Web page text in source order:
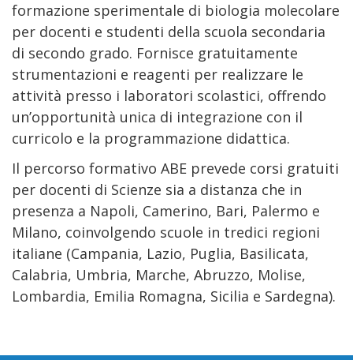
formazione sperimentale di biologia molecolare
per docenti e studenti della scuola secondaria
di secondo grado. Fornisce gratuitamente
strumentazioni e reagenti per realizzare le
attività presso i laboratori scolastici, offrendo
un’opportunità unica di integrazione con il
curricolo e la programmazione didattica.
Il percorso formativo ABE prevede corsi gratuiti
per docenti di Scienze sia a distanza che in
presenza a Napoli, Camerino, Bari, Palermo e
Milano, coinvolgendo scuole in tredici regioni
italiane (Campania, Lazio, Puglia, Basilicata,
Calabria, Umbria, Marche, Abruzzo, Molise,
Lombardia, Emilia Romagna, Sicilia e Sardegna).